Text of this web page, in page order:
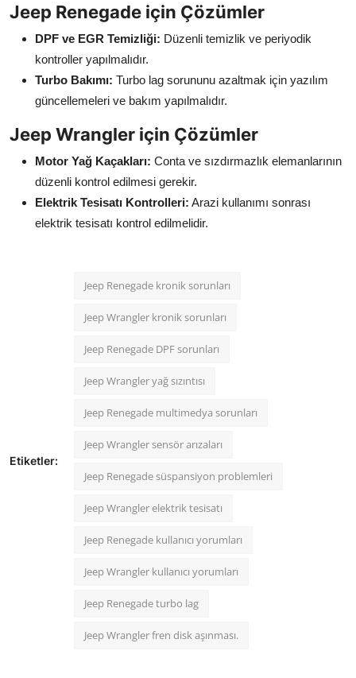
Jeep Renegade için Çözümler
DPF ve EGR Temizliği: Düzenli temizlik ve periyodik
kontroller yapılmalıdır.
Turbo Bakımı: Turbo lag sorununu azaltmak için yazılım
güncellemeleri ve bakım yapılmalıdır.
Jeep Wrangler için Çözümler
Motor Yağ Kaçakları: Conta ve sızdırmazlık elemanlarının
düzenli kontrol edilmesi gerekir.
Elektrik Tesisatı Kontrolleri: Arazi kullanımı sonrası
elektrik tesisatı kontrol edilmelidir.
Etiketler:
Jeep Renegade kronik sorunları
Jeep Wrangler kronik sorunları
Jeep Renegade DPF sorunları
Jeep Wrangler yağ sızıntısı
Jeep Renegade multimedya sorunları
Jeep Wrangler sensör arızaları
Jeep Renegade süspansiyon problemleri
Jeep Wrangler elektrik tesisatı
Jeep Renegade kullanıcı yorumları
Jeep Wrangler kullanıcı yorumları
Jeep Renegade turbo lag
Jeep Wrangler fren disk aşınması.